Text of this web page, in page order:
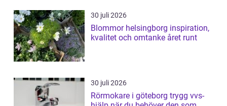
30 juli 2026
Blommor helsingborg inspiration,
kvalitet och omtanke året runt
30 juli 2026
Rörmokare i göteborg trygg vvs-